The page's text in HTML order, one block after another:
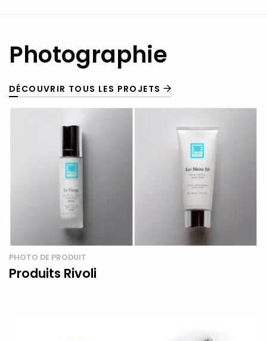
Photographie
DÉCOUVRIR TOUS LES PROJETS
PHOTO DE PRODUIT
Produits Rivoli